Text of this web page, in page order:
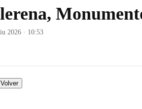
2026 · 10:53